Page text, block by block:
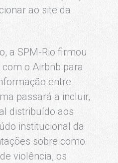
ao site da
a SPM-Rio firmou
o Airbnb para
entre
passará a incluir,
distribuído aos
institucional da
sobre como
violência, os